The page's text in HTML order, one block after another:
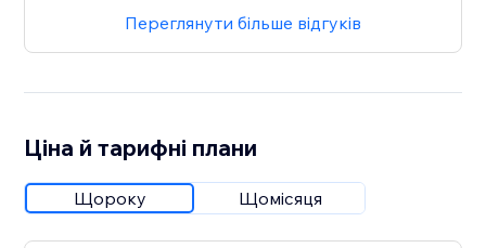
Переглянути більше відгуків
Ціна й тарифні плани
Щороку Щомісяця